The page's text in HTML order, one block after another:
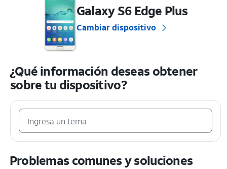
Galaxy S6 Edge Plus
Cambiar dispositivo
¿Qué información deseas obtener
sobre tu dispositivo?
Problemas comunes y soluciones